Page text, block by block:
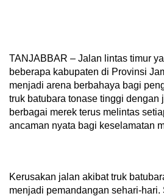
TANJABBAR – Jalan lintas timur
beberapa kabupaten di Provinsi
menjadi arena berbahaya bagi
truk batubara tonase tinggi dengan
berbagai merek terus melintas
ancaman nyata bagi keselamatan
Kerusakan jalan akibat truk
menjadi pemandangan sehari-hari.